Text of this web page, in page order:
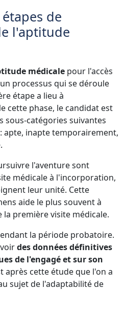
de
l'aptitude
médicale pour l'accès
processus qui se déroule
étape a lieu à
cette phase, le candidat est
sous-catégories suivantes
apte, inapte temporairement,
l'aventure sont
médicale à l'incorporation,
leur unité. Cette
aide le plus souvent à
première visite médicale.
la période probatoire.
des données définitives
de l'engagé et sur son
après cette étude que l'on a
sujet de l'adaptabilité de